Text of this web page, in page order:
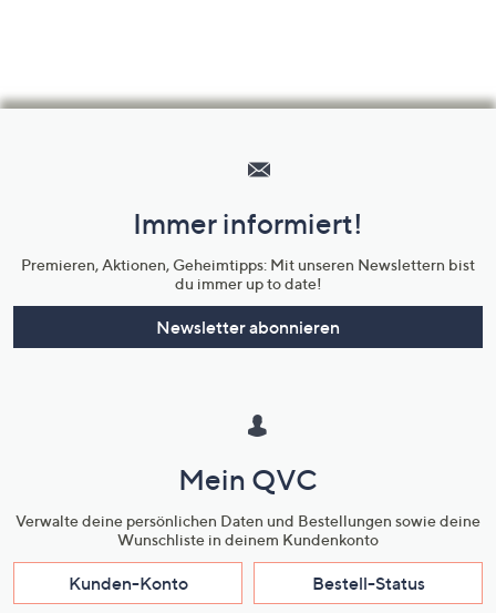
Unternehmensinformationen
Immer informiert!
Premieren, Aktionen, Geheimtipps: Mit unseren Newslettern bist
du immer up to date!
Newsletter abonnieren
Mein QVC
Verwalte deine persönlichen Daten und Bestellungen sowie deine
Wunschliste in deinem Kundenkonto
Kunden-Konto Bestell-Status